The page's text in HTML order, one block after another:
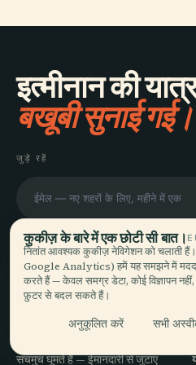
इत्मीनान की
बखूबी सुनाई गई।
जुड़े रहें
Audiala
सचमुच घूमते हैं — ईमानदारी से जुटाए
कुकीज़ के बारे में एक छोटी सी बात।
नितांत आवश्यक कुकीज़ नेविगेशन को चलाती
Google Analytics) हमें यह समझने में मदद
करते हैं — केवल समग्र डेटा, कोई विज्ञापन
फ़ुटर से बदल सकते हैं।
अनुकूलित करें सभी